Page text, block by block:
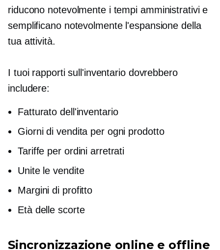
riducono notevolmente i tempi amministrativi e
semplificano notevolmente l'espansione della
tua attività.
I tuoi rapporti sull'inventario dovrebbero
includere:
Fatturato dell'inventario
Giorni di vendita per ogni prodotto
Tariffe per ordini arretrati
Unite le vendite
Margini di profitto
Età delle scorte
Sincronizzazione online e offline